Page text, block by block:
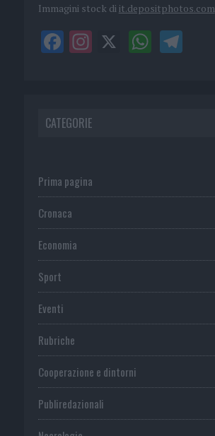
Immagini stock di it.depositphotos.com
CATEGORIE
Prima pagina
Cronaca
Economia
Sport
Eventi
Rubriche
Cooperazione e dintorni
Publiredazionali